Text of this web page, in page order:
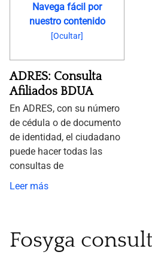
Navega fácil por
nuestro contenido
[Ocultar]
ADRES: Consulta
Afiliados BDUA
En ADRES, con su número
de cédula o de documento
de identidad, el ciudadano
puede hacer todas las
consultas de
Leer más
Fosyga